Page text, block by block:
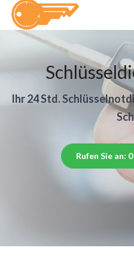
Ihr 24 Std.
Rufen Sie an: